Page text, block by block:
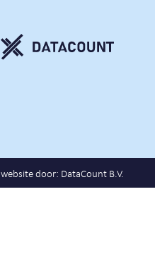
website door: DataCount B.V.